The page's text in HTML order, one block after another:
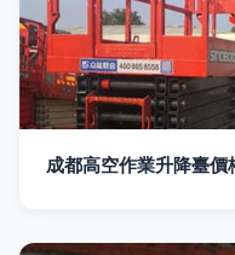
成都高空作業升降臺價